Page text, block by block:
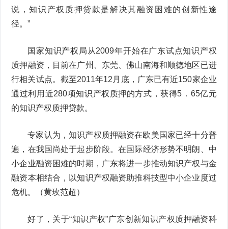
说，知识产权质押贷款是解决其融资困难的创新性途
径。”
国家知识产权局从2009年开始在广东试点知识产权
质押融资，目前在广州、东莞、佛山南海和顺德地区已进
行相关试点。截至2011年12月底，广东已有近150家企业
通过利用近280项知识产权质押的方式，获得5．65亿元
的知识产权质押贷款。
专家认为，知识产权质押融资在欧美国家已经十分普
遍，在我国尚处于起步阶段。在国际经济形势不明朗、中
小企业融资困难的时期，广东将进一步推动知识产权与金
融资本相结合，以知识产权融资助推科技型中小企业度过
危机。（黄玫范超）
好了，关于“知识产权”广东创新知识产权质押融资科